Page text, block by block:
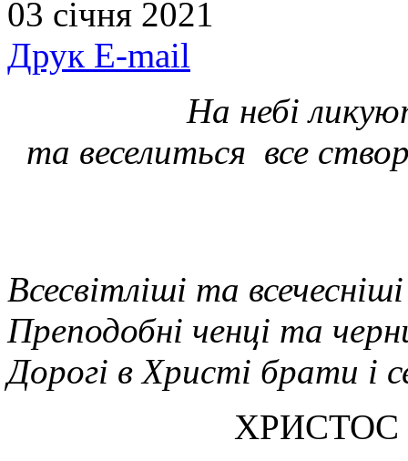
03 січня 2021
Друк E-mail
На небі
та веселиться все
Всесвітліші та
Преподобні ченці та
Дорогі в Христі брати і